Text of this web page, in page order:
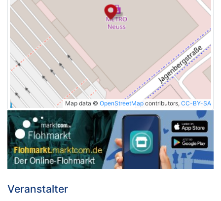
Map data © OpenStreetMap contributors, CC-BY-SA
Veranstalter